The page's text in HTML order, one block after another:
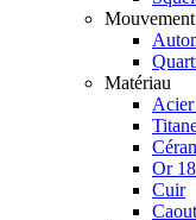
Mouvement
Matériau
Or
Cuir